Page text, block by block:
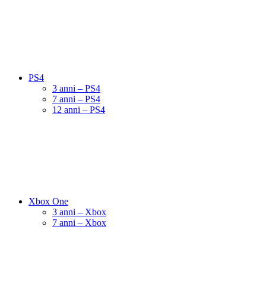
PS4
3 anni – PS4
7 anni – PS4
12 anni – PS4
Xbox One
3 anni – Xbox
7 anni – Xbox